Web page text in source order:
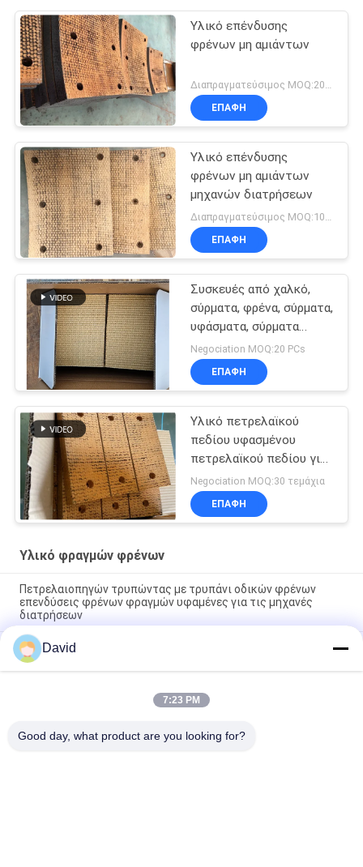
Υλικό επένδυσης
φρένων μη αμιάντων
Διαπραγματεύσιμος MOQ:200 PC
ΕΠΑΦΉ
Υλικό επένδυσης
φρένων μη αμιάντων
μηχανών διατρήσεων
Διαπραγματεύσιμος MOQ:100 PC
ΕΠΑΦΉ
Συσκευές από χαλκό,
σύρματα, φρένα, σύρματα,
υφάσματα, σύρματα
φρένων, υλικά, σύρματα
από χαλκό
Negociation MOQ:20 PCs
ΕΠΑΦΉ
Υλικό πετρελαϊκού
πεδίου υφασμένου
πετρελαϊκού πεδίου για
τη γεωτρική μηχανή
Negociation MOQ:30 τεμάχια
ΕΠΑΦΉ
Υλικό φραγμών φρένων
Πετρελαιοπηγών τρυπώντας με τρυπάνι οδικών φρένων
επενδύσεις φρένων φραγμών υφαμένες για τις μηχανές
διατρήσεων
Ελεύθερη από αμίαντο υφασμένη επένδυση φρένων υφασμένο
μπλοκ φρένων υφασμένο πακέτο φρένων για γεωτρήσεις
πετρελαϊκών πηγών
Μηχανή γεώτρησης Τυφανή επένδυση φρένων Ρεζίνες φρένα
David
7:23 PM
Good day, what product are you looking for?